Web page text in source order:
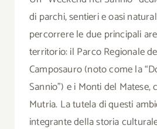
di parchi, sentieri e oasi
percorrere le due principali
territorio: il Parco Regionale
Camposauro (noto come la
Sannio”) e i Monti del Matese,
Mutria. La tutela di questi
integrante della storia